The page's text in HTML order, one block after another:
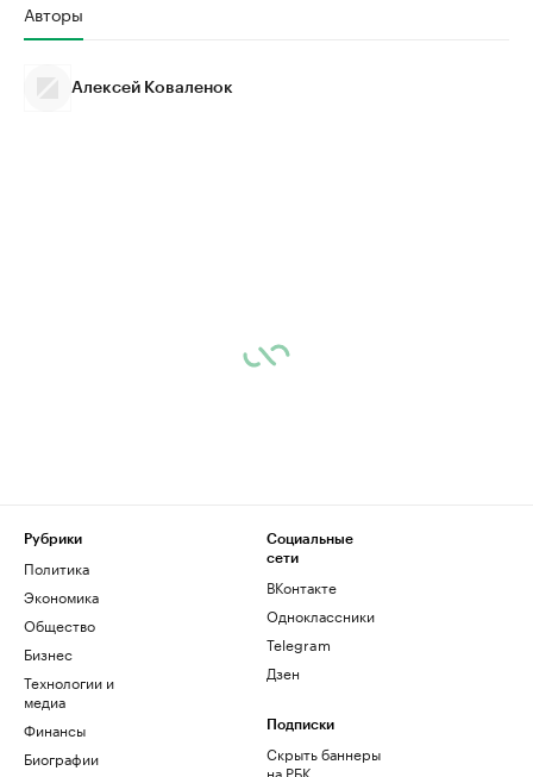
Авторы
Алексей Коваленок
Рубрики
Политика
Экономика
Общество
Бизнес
Технологии и
медиа
Финансы
Биографии
Социальные
сети
ВКонтакте
Одноклассники
Telegram
Дзен
Подписки
Скрыть баннеры
на РБК